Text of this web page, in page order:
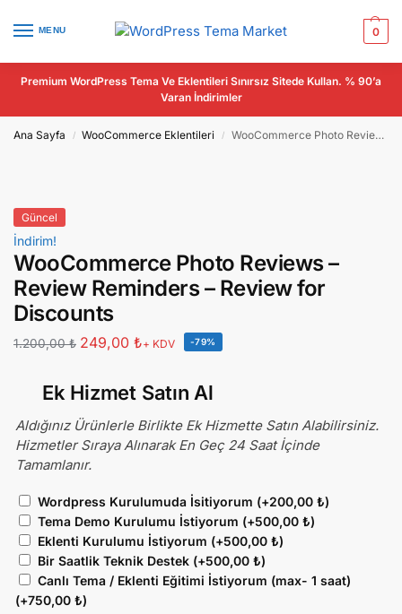
MENU 0
Premium WordPress Tema Ve Eklentileri Sınırsız Sitede Kullan. % 90’a
Varan İndirimler
Ana Sayfa / WooCommerce Eklentileri / WooCommerce Photo Reviews – Review Reminders – Review for Discounts
Güncel
İndirim!
WooCommerce Photo Reviews –
Review Reminders – Review for
Discounts
1.200,00₺ 249,00 ₺+ KDV -79%
Ek Hizmet Satın Al
Aldığınız Ürünlerle Birlikte Ek Hizmette Satın Alabilirsiniz.
Hizmetler Sıraya Alınarak En Geç 24 Saat İçinde
Tamamlanır.
Wordpress Kurulumuda İsitiyorum (+200,00 ₺)
Tema Demo Kurulumu İstiyorum (+500,00 ₺)
Eklenti Kurulumu İstiyorum (+500,00 ₺)
Bir Saatlik Teknik Destek (+500,00 ₺)
Canlı Tema / Eklenti Eğitimi İstiyorum (max- 1 saat)
(+750,00 ₺)